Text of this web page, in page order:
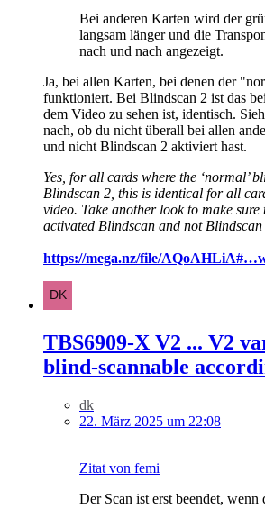
Bei anderen Karten wird der
langsam länger und die
nach und nach angezeigt.
Ja, bei allen Karten, bei denen der
funktioniert. Bei Blindscan 2 ist das
dem Video zu sehen ist, identisch.
nach, ob du nicht überall bei allen
und nicht Blindscan 2 aktiviert hast.
Yes, for all cards where the ‘normal’
Blindscan 2, this is identical for all
video. Take another look to make sure
activated Blindscan and not
https://mega.nz/file/
TBS6909-X V2 ... V2
blind-scannable
dk
22. März 2025 um 22:08
Zitat von femi
Der Scan ist erst beendet, wenn